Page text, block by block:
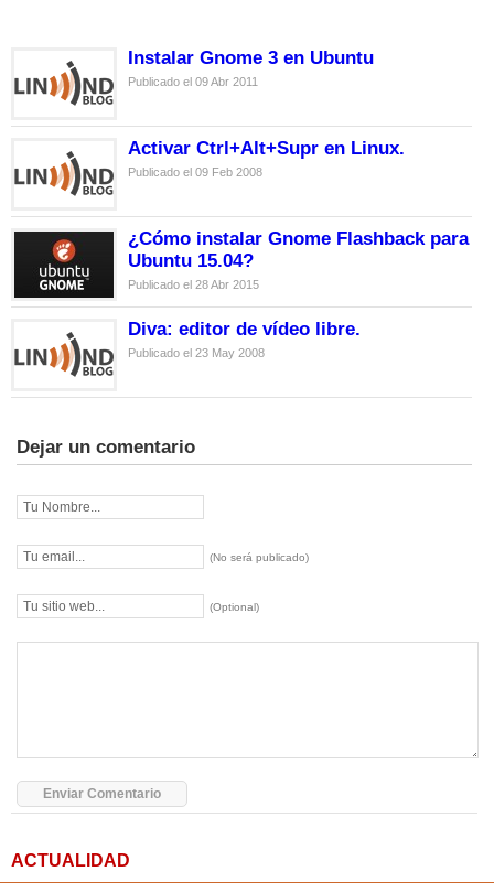
Instalar Gnome 3 en Ubuntu
Publicado el 09 Abr 2011
Activar Ctrl+Alt+Supr en Linux.
Publicado el 09 Feb 2008
¿Cómo instalar Gnome Flashback para
Ubuntu 15.04?
Publicado el 28 Abr 2015
Diva: editor de vídeo libre.
Publicado el 23 May 2008
Dejar un comentario
(No será publicado)
(Optional)
ACTUALIDAD